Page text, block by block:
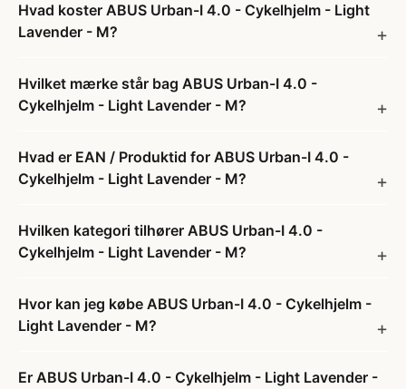
Hvad koster ABUS Urban-I 4.0 - Cykelhjelm - Light
Lavender - M?
Hvilket mærke står bag ABUS Urban-I 4.0 -
Cykelhjelm - Light Lavender - M?
Hvad er EAN / Produktid for ABUS Urban-I 4.0 -
Cykelhjelm - Light Lavender - M?
Hvilken kategori tilhører ABUS Urban-I 4.0 -
Cykelhjelm - Light Lavender - M?
Hvor kan jeg købe ABUS Urban-I 4.0 - Cykelhjelm -
Light Lavender - M?
Er ABUS Urban-I 4.0 - Cykelhjelm - Light Lavender -